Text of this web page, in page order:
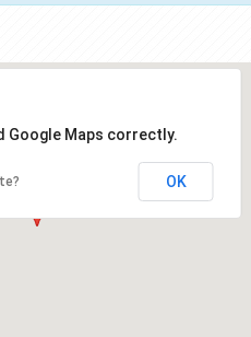
Google Maps correctly.
OK